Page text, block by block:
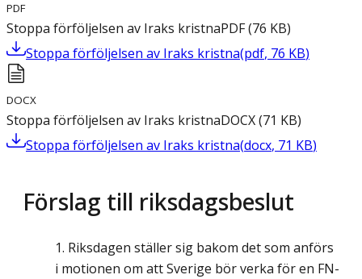
PDF
Stoppa förföljelsen av Iraks kristnaPDF(76 KB)
Stoppa förföljelsen av Iraks kristna(pdf, 76 KB)
DOCX
Stoppa förföljelsen av Iraks kristnaDOCX(71 KB)
Stoppa förföljelsen av Iraks kristna(docx, 71 KB)
Förslag till riksdagsbeslut
Riksdagen ställer sig bakom det som anförs
i motionen om att Sverige bör verka för en FN-